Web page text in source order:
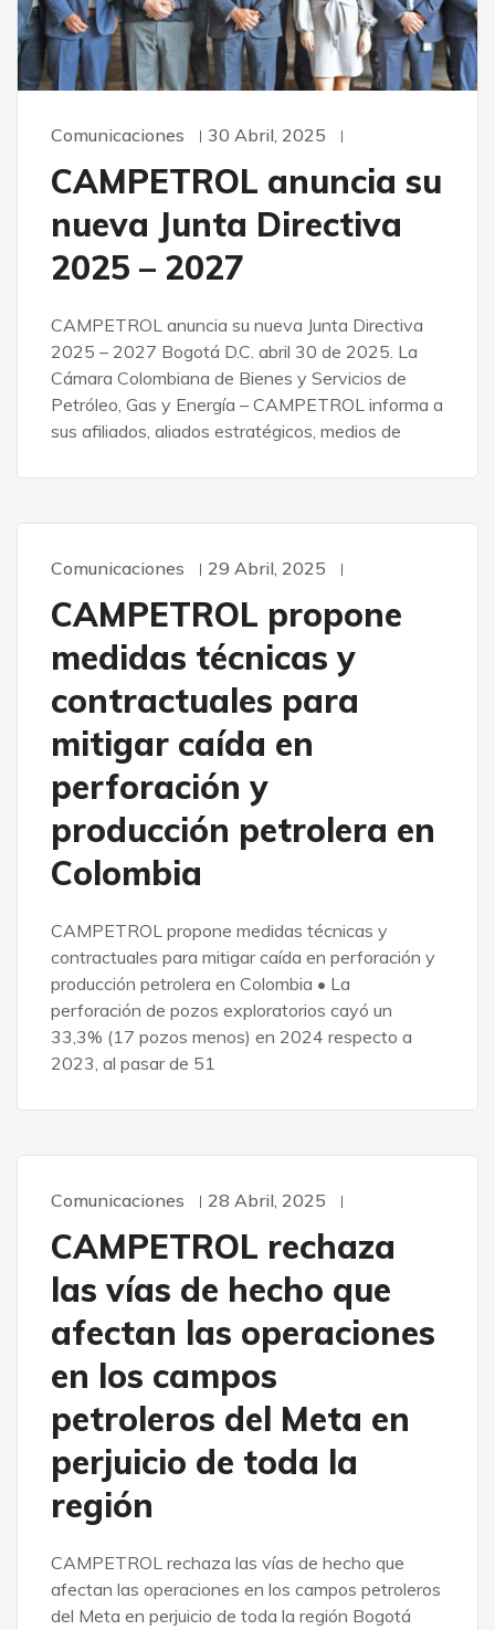
Comunicaciones 30 Abril, 2025
CAMPETROL anuncia su
nueva Junta Directiva
2025 – 2027
CAMPETROL anuncia su nueva Junta Directiva
2025 – 2027 Bogotá D.C. abril 30 de 2025. La
Cámara Colombiana de Bienes y Servicios de
Petróleo, Gas y Energía – CAMPETROL informa a
sus afiliados, aliados estratégicos, medios de
Comunicaciones 29 Abril, 2025
CAMPETROL propone
medidas técnicas y
contractuales para
mitigar caída en
perforación y
producción petrolera en
Colombia
CAMPETROL propone medidas técnicas y
contractuales para mitigar caída en perforación y
producción petrolera en Colombia • La
perforación de pozos exploratorios cayó un
33,3% (17 pozos menos) en 2024 respecto a
2023, al pasar de 51
Comunicaciones 28 Abril, 2025
CAMPETROL rechaza
las vías de hecho que
afectan las operaciones
en los campos
petroleros del Meta en
perjuicio de toda la
región
CAMPETROL rechaza las vías de hecho que
afectan las operaciones en los campos petroleros
del Meta en perjuicio de toda la región Bogotá